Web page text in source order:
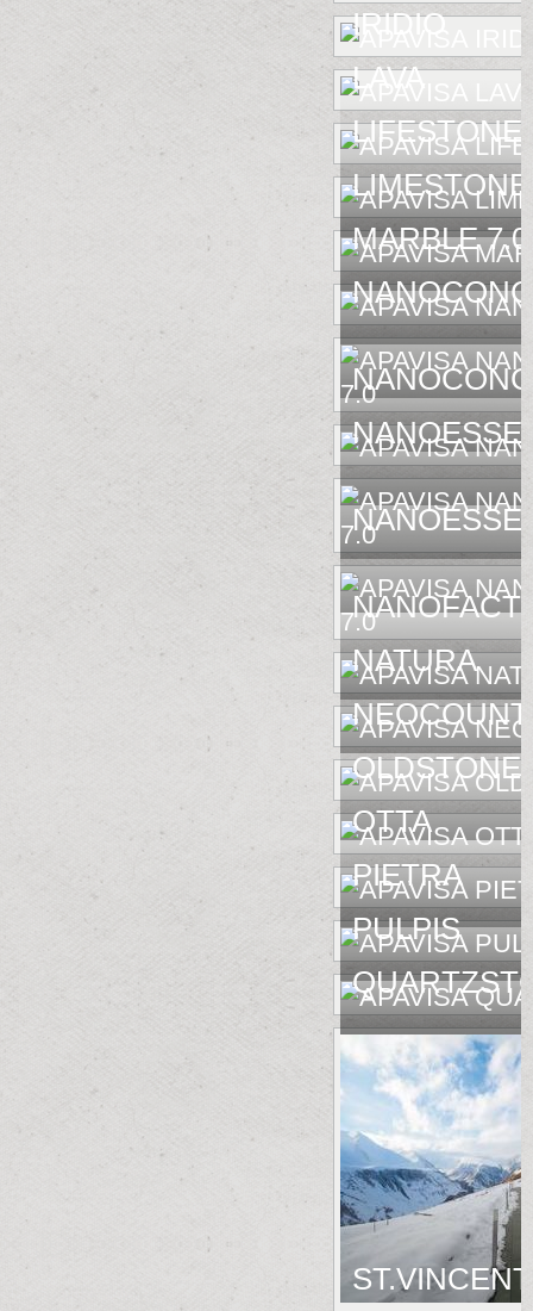
IRIDIO
LAVA
LIFESTONE
LIMESTONE
MARBLE 7.0
NATURA
OLDSTONE
OTTA
PIETRA
PULPIS
ST.VINCENT